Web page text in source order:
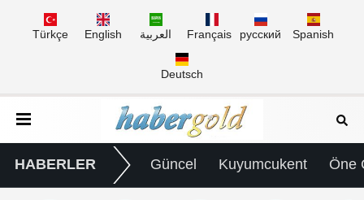
Türkçe English العربية Français русский Spanish
Deutsch
HABERLER Güncel Kuyumcukent Öne